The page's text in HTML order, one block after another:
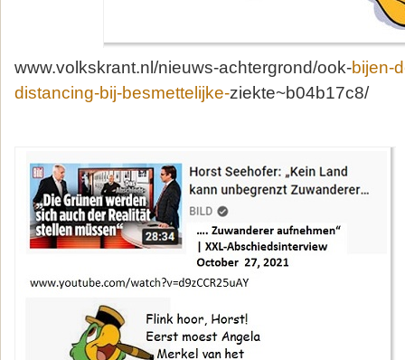
www.volkskrant.nl/nieuws-achtergrond/ook-bijen-
distancing-bij-besmettelijke-ziekte~b04b17c8/